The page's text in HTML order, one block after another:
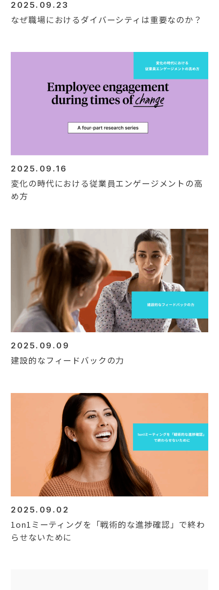
2025.09.23
なぜ職場におけるダイバーシティは重要なのか？
2025.09.16
変化の時代における従業員エンゲージメントの高
め方
2025.09.09
建設的なフィードバックの力
2025.09.02
1on1ミーティングを「戦術的な進捗確認」で終わ
らせないために